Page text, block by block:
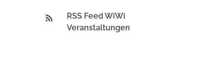
RSS Feed WiWi
Veranstaltungen